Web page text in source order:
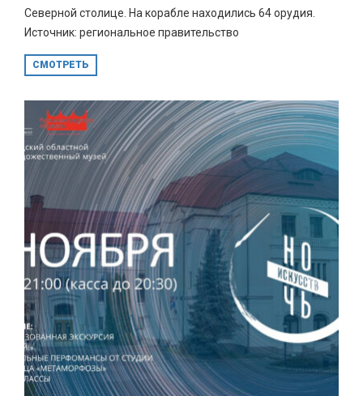
Северной столице. На корабле находились 64 орудия.
Источник: региональное правительство
СМОТРЕТЬ